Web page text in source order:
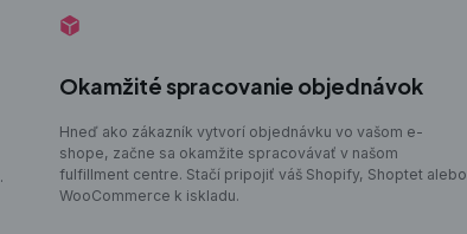
Okamžité spracovanie objednávok
Hneď ako zákazník vytvorí objednávku vo vašom e-
shope, začne sa okamžite spracovávať v našom
fulfillment centre. Stačí pripojiť váš Shopify, Shoptet alebo
WooCommerce k iskladu.